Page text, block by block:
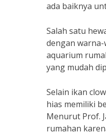
ada baiknya
Salah satu
dengan
aquarium
yang mudah
Selain ikan
hias memiliki
Menurut Prof.
rumahan